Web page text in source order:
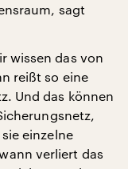
sagt
wissen das von
reißt so eine
Und das können
einzelne
verliert das